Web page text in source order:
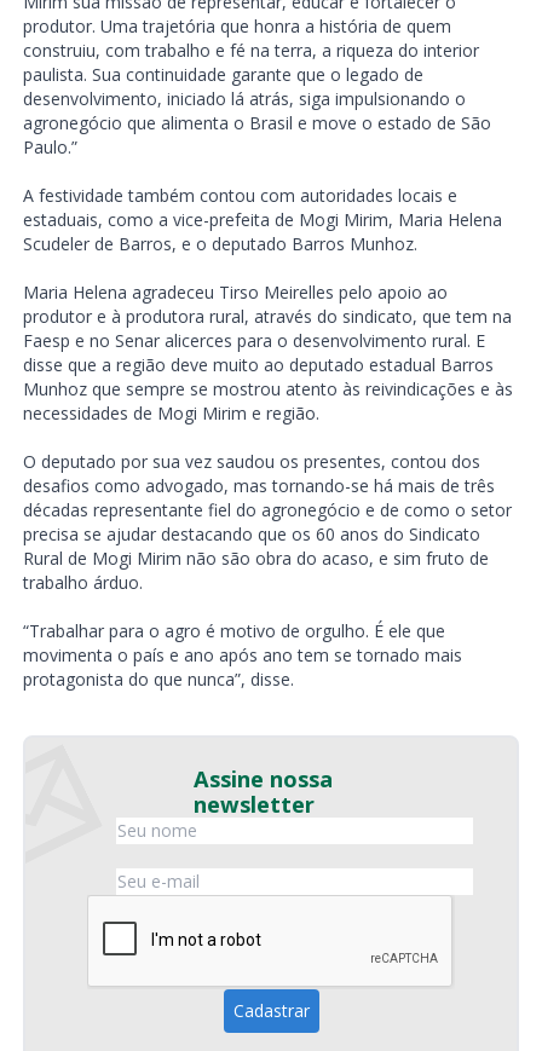
produtor. Uma trajetória que honra a história de quem
construiu, com trabalho e fé na terra, a riqueza do interior
paulista. Sua continuidade garante que o legado de
desenvolvimento, iniciado lá atrás, siga impulsionando o
agronegócio que alimenta o Brasil e move o estado de São
Paulo.”
A festividade também contou com autoridades locais e
estaduais, como a vice-prefeita de Mogi Mirim, Maria Helena
Scudeler de Barros, e o deputado Barros Munhoz.
Maria Helena agradeceu Tirso Meirelles pelo apoio ao
produtor e à produtora rural, através do sindicato, que tem na
Faesp e no Senar alicerces para o desenvolvimento rural. E
disse que a região deve muito ao deputado estadual Barros
Munhoz que sempre se mostrou atento às reivindicações e às
necessidades de Mogi Mirim e região.
O deputado por sua vez saudou os presentes, contou dos
desafios como advogado, mas tornando-se há mais de três
décadas representante fiel do agronegócio e de como o setor
precisa se ajudar destacando que os 60 anos do Sindicato
Rural de Mogi Mirim não são obra do acaso, e sim fruto de
trabalho árduo.
“Trabalhar para o agro é motivo de orgulho. É ele que
movimenta o país e ano após ano tem se tornado mais
protagonista do que nunca”, disse.
Assine nossa
newsletter